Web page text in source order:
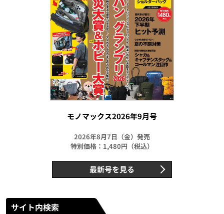
モノマックス2026年9月号
2026年8月7日（金）発売
特別価格：1,480円（税込）
最新号を見る
サイト内検索